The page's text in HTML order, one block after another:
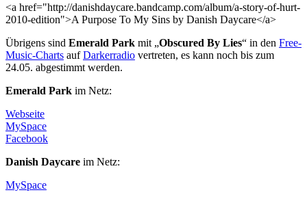
<a href="http://danishdaycare.bandcamp.com/album/a-story-of-hurt-
2010-edition">A Purpose To My Sins by Danish Daycare</a>
Übrigens sind Emerald Park mit „Obscured By Lies“ in den Free-
Music-Charts aufDarkerradio vertreten, es kann noch bis zum
24.05. abgestimmt werden.
Emerald Park im Netz:
Webseite
MySpace
Facebook
Danish Daycare im Netz:
MySpace